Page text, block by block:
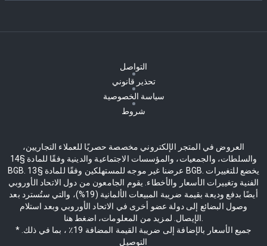
التواصل
تحذير قانوني
سياسة الخصوصية
شروط
العروض في المتجر الإلكتروني مخصصة حصريًا للعملاء التجاريين،
والسلطات، والجمعيات، والمؤسسات الاجتماعية والدينية وفقًا للمادة §14
BGB. عرضنا غير موجه للمستهلكين وفقًا للمادة §13 BGB. يخضع للتغييرات
الفنية وتغييرات الأسعار والأخطاء. يقوم الجامعون من دول الاتحاد الأوروبي
أيضًا بدفع وديعة بقيمة ضريبة المبيعات الألمانية (19%)، والتي ستُسترد بعد
وصول البضائع إلى دولة عضو أخرى في الاتحاد الأوروبي وبعد استلام
* جميع الأسعار بالإضافة إلى ضريبة القيمة المضافة 19٪ ، بما في ذلك.
التوصيل